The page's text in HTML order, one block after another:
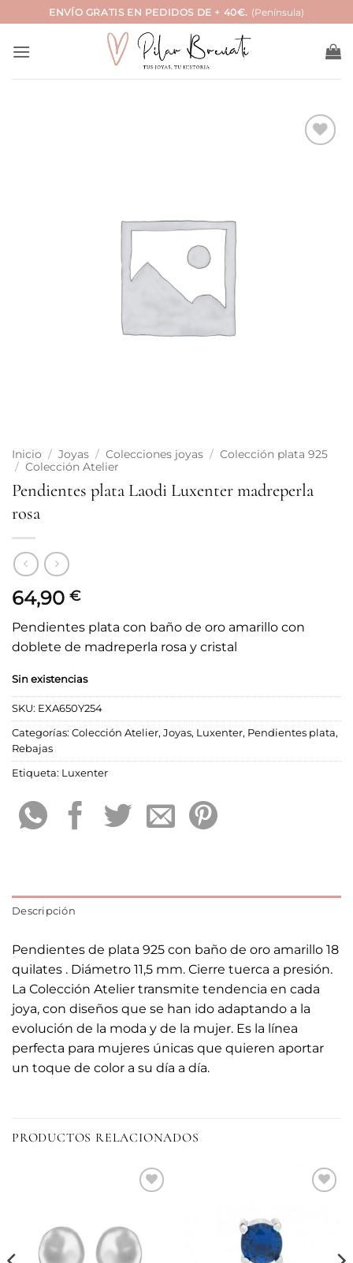
al
contenido
ENVÍO GRATIS EN PEDIDOS DE + 40€. (Península)
Inicio / Joyas / Colecciones joyas / Colección plata 925
/ Colección Atelier
Pendientes plata Laodi Luxenter madreperla
rosa
64,90 €
Pendientes plata con baño de oro amarillo con
doblete de madreperla rosa y cristal
Sin existencias
SKU: EXA650Y254
Categorías: Colección Atelier, Joyas, Luxenter, Pendientes plata,
Rebajas
Etiqueta: Luxenter
Descripción
Pendientes de plata 925 con baño de oro amarillo 18
quilates . Diámetro 11,5 mm. Cierre tuerca a presión.
La Colección Atelier transmite tendencia en cada
joya, con diseños que se han ido adaptando a la
evolución de la moda y de la mujer. Es la línea
perfecta para mujeres únicas que quieren aportar
un toque de color a su día a día.
PRODUCTOS RELACIONADOS
deseos